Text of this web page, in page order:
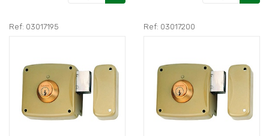
Ref: 03017195 Ref: 03017200